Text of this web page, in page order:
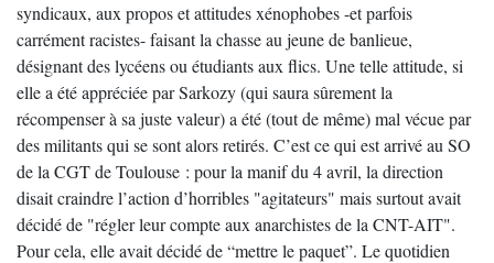
syndicaux, aux propos et attitudes xénophobes -et parfois
carrément racistes- faisant la chasse au jeune de banlieue,
désignant des lycéens ou étudiants aux flics. Une telle attitude, si
elle a été appréciée par Sarkozy (qui saura sûrement la
récompenser à sa juste valeur) a été (tout de même) mal vécue par
des militants qui se sont alors retirés. C’est ce qui est arrivé au SO
de la CGT de Toulouse : pour la manif du 4 avril, la direction
disait craindre l’action d’horribles "agitateurs" mais surtout avait
décidé de "régler leur compte aux anarchistes de la CNT-AIT".
Pour cela, elle avait décidé de “mettre le paquet”. Le quotidien